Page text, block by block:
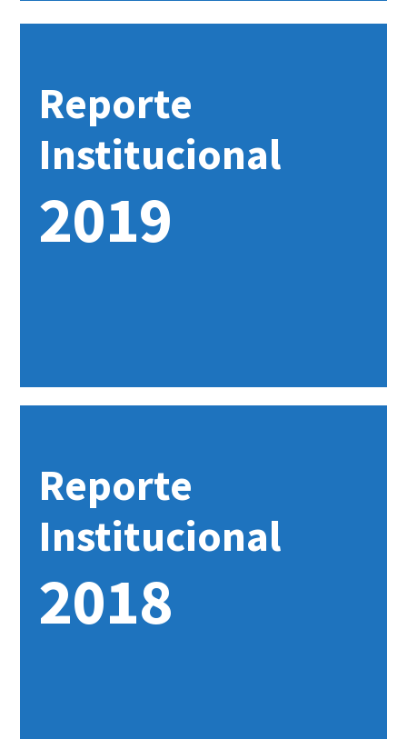
Reporte
Institucional
2019
Reporte
Institucional
2018